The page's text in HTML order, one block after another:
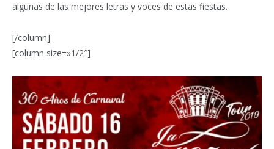
algunas de las mejores letras y voces de estas fiestas.
[/column]
[column size=»1/2″]